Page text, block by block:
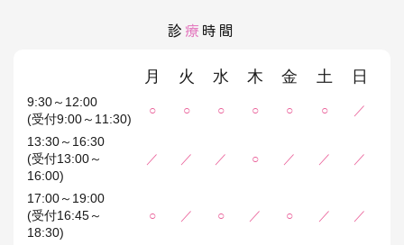
診 療 時間
月 火 水 木 金 土 日
9:30～12:00
(受付9:00～11:30)
○ ○ ○ ○ ○ ○ ／
13:30～16:30
(受付13:00～
16:00)
／ ／ ／ ○ ／ ／ ／
17:00～19:00
(受付16:45～
18:30)
○ ／ ○ ／ ○ ／ ／